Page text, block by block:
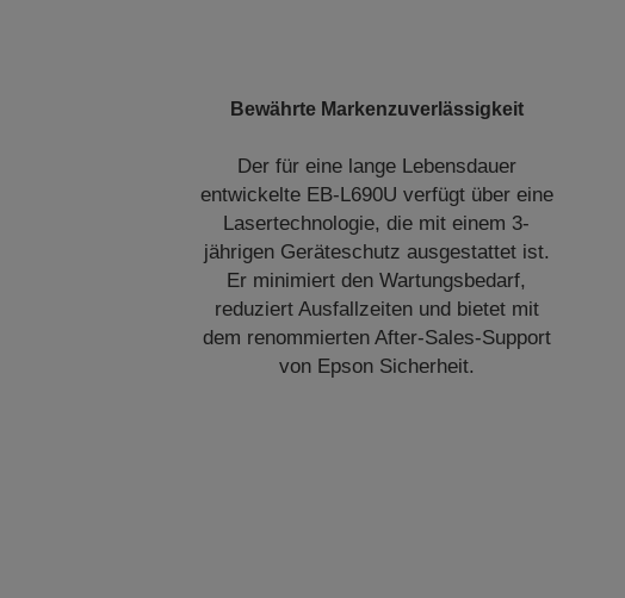
Bewährte Markenzuverlässigkeit
Der für eine lange Lebensdauer
entwickelte EB-L690U verfügt über eine
Lasertechnologie, die mit einem 3-
jährigen Geräteschutz ausgestattet ist.
Er minimiert den Wartungsbedarf,
reduziert Ausfallzeiten und bietet mit
dem renommierten After-Sales-Support
von Epson Sicherheit.